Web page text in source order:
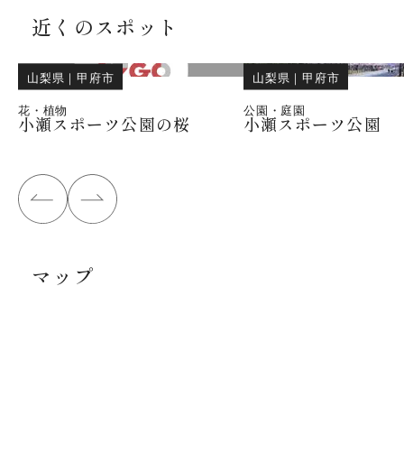
近くのスポット
山梨県 ｜甲府市
花・植物
小瀬スポーツ公園の桜
山梨県 ｜甲府市
公園・庭園
小瀬スポーツ公園
マップ